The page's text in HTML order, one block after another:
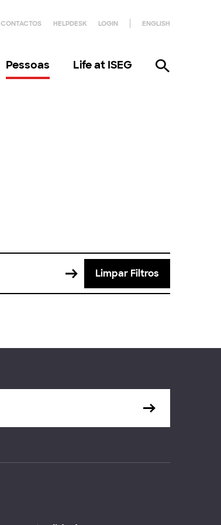
CONTACTOS HELPDESK LOGIN ENGLISH
Pessoas Life at ISEG
Limpar Filtros